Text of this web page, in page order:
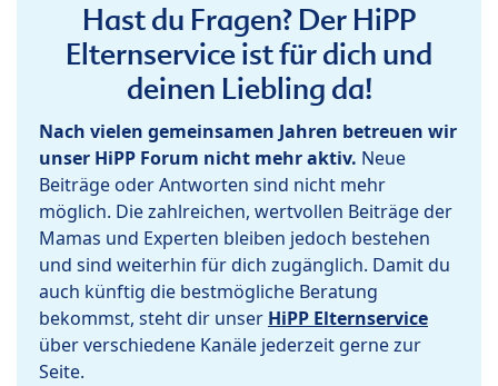
Hast du Fragen? Der HiPP
Elternservice ist für dich und
deinen Liebling da!
Nach vielen gemeinsamen Jahren betreuen wir
unser HiPP Forum nicht mehr aktiv. Neue
Beiträge oder Antworten sind nicht mehr
möglich. Die zahlreichen, wertvollen Beiträge der
Mamas und Experten bleiben jedoch bestehen
und sind weiterhin für dich zugänglich. Damit du
auch künftig die bestmögliche Beratung
bekommst, steht dir unser HiPP Elternservice
über verschiedene Kanäle jederzeit gerne zur
Seite.